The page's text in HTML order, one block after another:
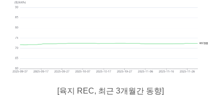
[육지 REC, 최근 3개월간 동향]